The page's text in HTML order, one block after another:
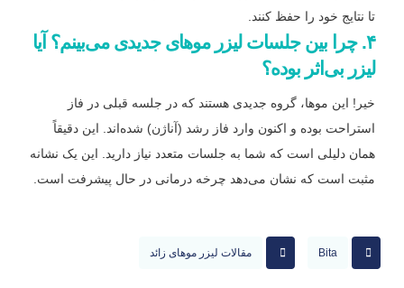
تا نتایج خود را حفظ کنند.
۴. چرا بین جلسات لیزر موهای جدیدی می‌بینم؟ آیا
لیزر بی‌اثر بوده؟
خیر! این موها، گروه جدیدی هستند که در جلسه قبلی در فاز
استراحت بوده و اکنون وارد فاز رشد (آناژن) شده‌اند. این دقیقاً
همان دلیلی است که شما به جلسات متعدد نیاز دارید. این یک نشانه
مثبت است که نشان می‌دهد چرخه درمانی در حال پیشرفت است.
Bita مقالات لیزر موهای زائد